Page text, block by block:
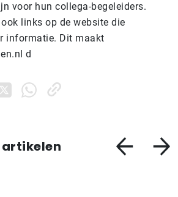
voor hun collega-begeleiders.
links op de website die
informatie. Dit maakt
d